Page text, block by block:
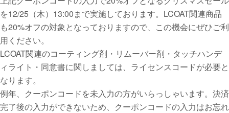
を12/25（木）13:00まで実施しております。LCOAT関連商品
も20%オフの対象となっておりますので、この機会にぜひご利
用ください。
LCOAT関連のコーティング剤・リムーバー剤・タッチハンデ
ィライト・同意書に関しましては、ライセンスコードが必要と
なります。
例年、クーポンコードを未入力の方がいらっしゃいます。決済
完了後の入力ができないため、クーポンコードの入力はお忘れ